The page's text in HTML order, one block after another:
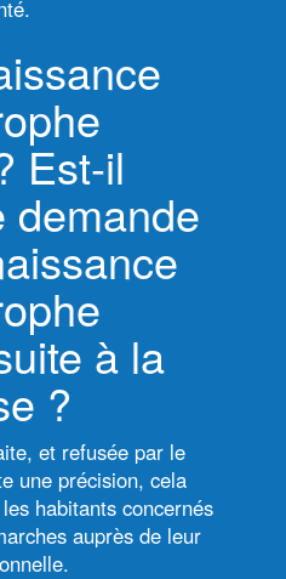
Est-il
demande
à la
?
et refusée par le
une précision, cela
les habitants concernés
auprès de leur